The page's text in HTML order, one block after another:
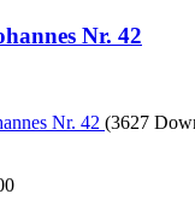
Nr. 42
Nr. 42 (3627